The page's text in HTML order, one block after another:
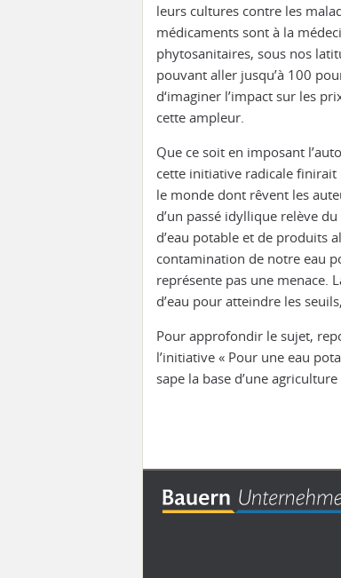
leurs cultures contre les
médicaments sont à la
phytosanitaires, sous nos
pouvant aller jusqu’à 100
d‘imaginer l’impact sur les
cette ampleur.
Que ce soit en imposant
cette initiative radicale finirait
le monde dont rêvent les
d’un passé idyllique relève
d’eau potable et de produits
contamination de notre eau
représente pas une menace.
d’eau pour atteindre les
Pour approfondir le sujet,
l’initiative « Pour une eau
sape la base d’une